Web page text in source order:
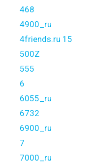
468
4900_ru
4friends.ru 15
500Z
555
6
6055_ru
6732
6900_ru
7
7000_ru